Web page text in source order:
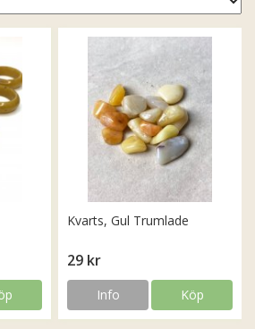
Kvarts, Gul Trumlade
29 kr
Info Köp